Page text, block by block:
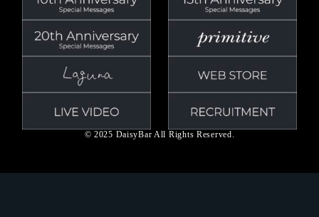
© 2025 DaisyBar All Rights Reserved.